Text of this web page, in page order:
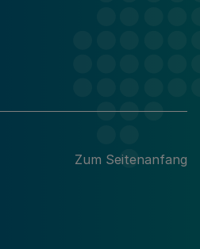
Zum Seitenanfang